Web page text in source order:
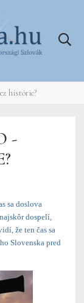
histórie?
-
sa doslova
dospelí,
že ten čas sa
Slovenska pred